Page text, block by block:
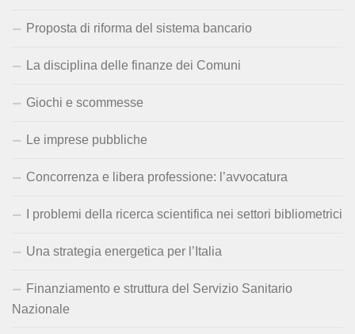
Proposta di riforma del sistema bancario
La disciplina delle finanze dei Comuni
Giochi e scommesse
Le imprese pubbliche
Concorrenza e libera professione: l’avvocatura
I problemi della ricerca scientifica nei settori bibliometrici
Una strategia energetica per l’Italia
Finanziamento e struttura del Servizio Sanitario
Nazionale